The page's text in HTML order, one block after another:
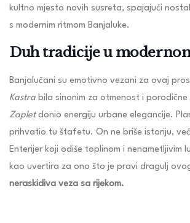
kultno mjesto novih susreta, spajajući
s modernim ritmom Banjaluke.
Duh tradicije u
Banjalučani su emotivno vezani za ovaj
Kastra bila sinonim za otmenost i porodične
Zapletdonio energiju urbane elegancije.
prihvatio tu štafetu. On ne briše istoriju,
Enterijer koji odiše toplinom i nenametljivim
kao uvertira za ono što je pravi dragulj
neraskidiva veza sa rijekom.